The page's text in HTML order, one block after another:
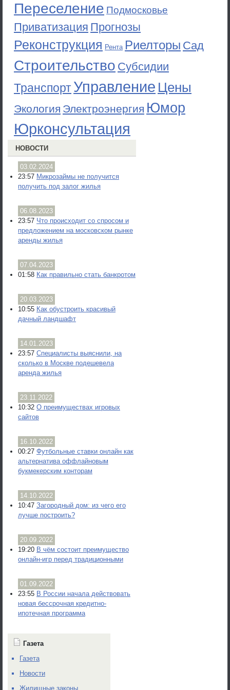
Переселение Подмосковье
Приватизация Прогнозы
Реконструкция Рента Риелторы Сад
Строительство Субсидии
ТранспортУправление Цены
Экология Электроэнергия Юмор
Юрконсультация
НОВОСТИ
03.02.2024
23:57 Микрозаймы не получится
получить под залог жилья
06.08.2023
23:57 Что происходит со спросом и
предложением на московском рынке
аренды жилья
07.04.2023
01:58 Как правильно стать банкротом
20.03.2023
10:55 Как обустроить красивый
дачный ландшафт
14.01.2023
23:57 Специалисты выяснили, на
сколько в Москве подешевела
аренда жилья
23.11.2022
10:32 О преимуществах игровых
сайтов
16.10.2022
00:27 Футбольные ставки онлайн как
альтернатива оффлайновым
букмекерским конторам
14.10.2022
10:47 Загородный дом: из чего его
лучше построить?
20.09.2022
19:20 В чём состоит преимущество
онлайн-игр перед традиционными
01.09.2022
23:55 В России начала действовать
новая бессрочная кредитно-
ипотечная программа
Газета
Газета
Новости
Жилищные законы